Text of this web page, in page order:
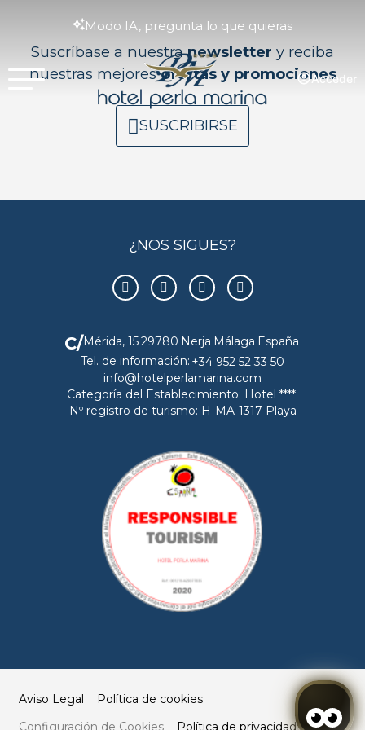
Modo IA, pregunta lo que quieras
Acceder
Suscríbase a nuestranewsletter y reciba
nuestras mejoresofertas y promociones
SUSCRIBIRSE
¿NOS SIGUES?
C/Mérida, 1529780 Nerja Málaga España
Tel. de información: +34 952 52 33 50
info@hotelperlamarina.com
Categoría del Establecimiento: Hotel ****
Nº registro de turismo: H-MA-1317 Playa
Aviso Legal
Política de cookies
Configuración de Cookies
Política de privacidad